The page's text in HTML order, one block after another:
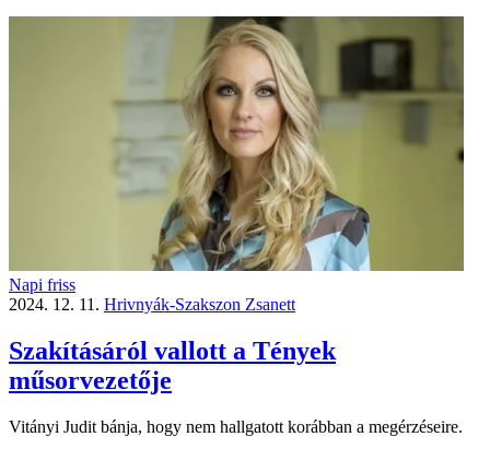
Napi friss
2024. 12. 11. Hrivnyák-Szakszon Zsanett
Szakításáról vallott a Tények
műsorvezetője
Vitányi Judit bánja, hogy nem hallgatott korábban a megérzéseire.